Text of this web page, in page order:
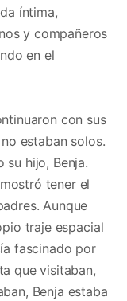
íntima,
y compañeros
en el
con sus
estaban solos.
su hijo, Benja.
tener el
Aunque
traje espacial
fascinado por
que visitaban,
Benja estaba